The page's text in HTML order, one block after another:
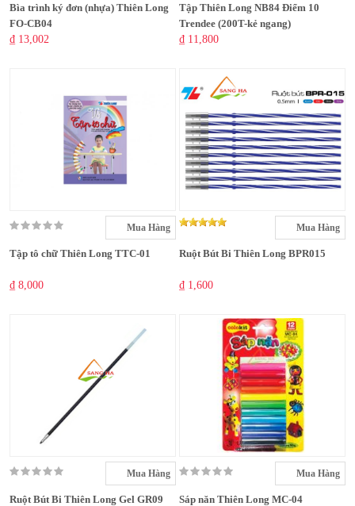
Bìa trình ký đơn (nhựa) Thiên Long
FO-CB04
₫ 13,002
Tập Thiên Long NB84 Điểm 10
Trendee (200T-kẻ ngang)
₫ 11,800
Mua Hàng
Tập tô chữ Thiên Long TTC-01
₫ 8,000
Mua Hàng
Ruột Bút Bi Thiên Long BPR015
₫ 1,600
Mua Hàng
Ruột Bút Bi Thiên Long Gel GR09
Mua Hàng
Sáp năn Thiên Long MC-04